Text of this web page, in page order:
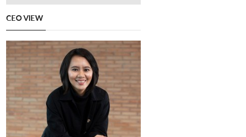
CEO VIEW
Previous Next